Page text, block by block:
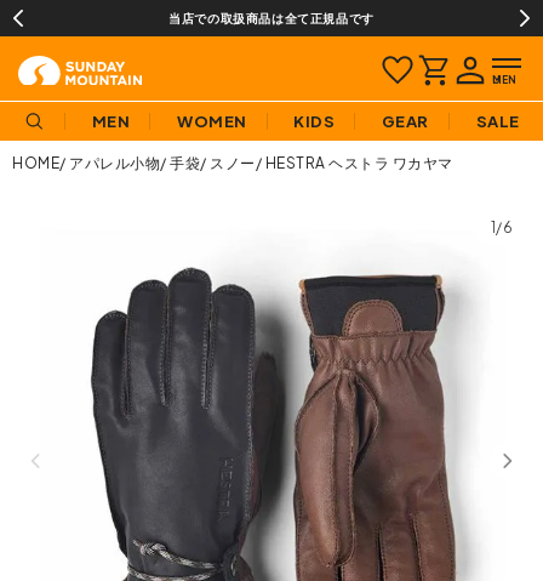
当店での取扱商品は全て正規品です
MEN WOMEN KIDS GEAR SALE
HOME アパレル小物 手袋 スノー HESTRA ヘストラ ワカヤマ
1/6